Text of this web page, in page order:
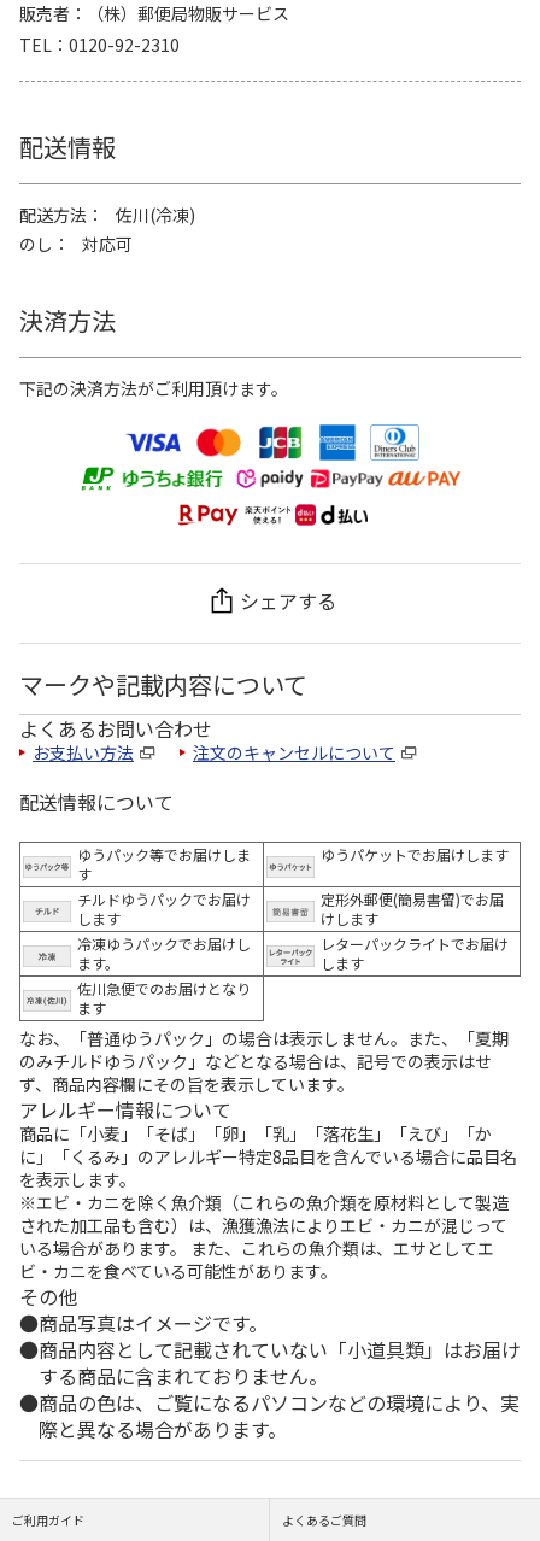
販売者
（株）郵便局物販サービス
TEL
0120-92-2310
配送情報
配送方法
佐川(冷凍)
のし
対応可
決済方法
下記の決済方法がご利用頂けます。
シェアする
マークや記載内容について
よくあるお問い合わせ
お支払い方法 注文のキャンセルについて
配送情報について
ゆうパック等でお届けしま
す
ゆうパケットでお届けします
チルドゆうパックでお届け
します
定形外郵便(簡易書留)でお届
けします
冷凍ゆうパックでお届けし
ます。
レターパックライトでお届け
します
佐川急便でのお届けとなり
ます
なお、「普通ゆうパック」の場合は表示しません。また、「夏期
のみチルドゆうパック」などとなる場合は、記号での表示はせ
ず、商品内容欄にその旨を表示しています。
アレルギー情報について
商品に「小麦」「そば」「卵」「乳」「落花生」「えび」「か
に」「くるみ」のアレルギー特定8品目を含んでいる場合に品目名
を表示します。
※エビ・カニを除く魚介類（これらの魚介類を原材料として製造
された加工品も含む）は、漁獲漁法によりエビ・カニが混じって
いる場合があります。 また、これらの魚介類は、エサとしてエ
ビ・カニを食べている可能性があります。
その他
商品写真はイメージです。
商品内容として記載されていない「小道具類」はお届け
する商品に含まれておりません。
商品の色は、ご覧になるパソコンなどの環境により、実
際と異なる場合があります。
ご利用ガイド よくあるご質問